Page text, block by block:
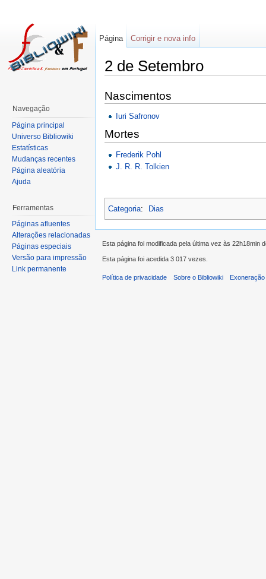
2 de Setembro
Nascimentos
Iuri Safronov
Mortes
Frederik Pohl
J. R. R. Tolkien
Categoria: Dias
Página Corrigir e nova info
Navegação
Página principal
Universo Bibliowiki
Estatísticas
Mudanças recentes
Página aleatória
Ajuda
Ferramentas
Páginas afluentes
Alterações relacionadas
Páginas especiais
Versão para impressão
Link permanente
Esta página foi modificada pela última vez às 22h18min
Esta página foi acedida 3 017 vezes.
Política de privacidade Sobre o Bibliowiki